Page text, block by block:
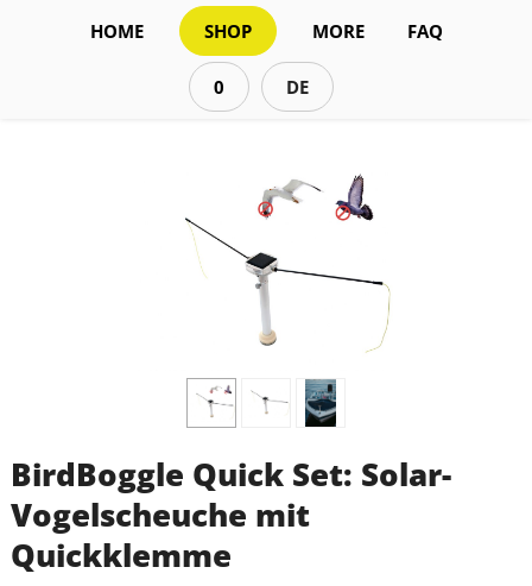
HOME SHOP MORE FAQ
0 DE
BirdBoggle Quick Set: Solar-
Vogelscheuche mit
Quickklemme